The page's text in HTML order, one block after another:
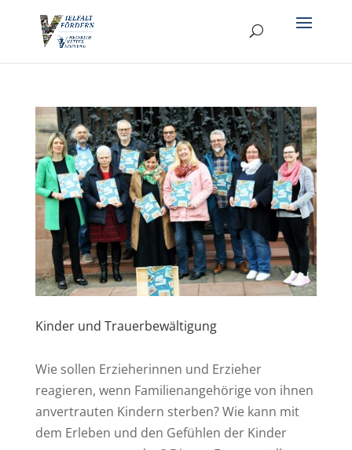
Kinder und Trauerbewältigung
Wie sollen Erzieherinnen und Erzieher
reagieren, wenn Familienangehörige von ihnen
anvertrauten Kindern sterben? Wie kann mit
dem Erleben und den Gefühlen der Kinder